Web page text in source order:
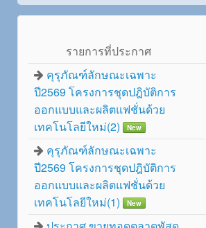
รายการที่ประกาศ
คุรุภัณฑ์ลักษณะเฉพาะ
ปี2569 โครงการชุดปฎิบัติการ
ออกแบบและผลิตแฟชั่นด้วย
เทคโนโลยีใหม่(2)
New
คุรุภัณฑ์ลักษณะเฉพาะ
ปี2569 โครงการชุดปฎิบัติการ
ออกแบบและผลิตแฟชั่นด้วย
เทคโนโลยีใหม่(1)
New